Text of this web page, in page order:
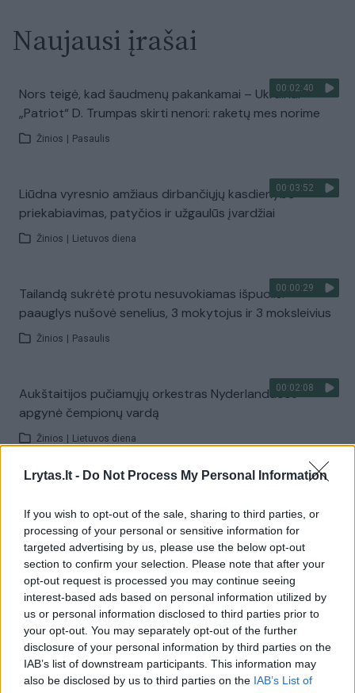
Lrytas.lt - Do Not Process My Personal Information
If you wish to opt-out of the sale, sharing to third parties, or
processing of your personal or sensitive information for
targeted advertising by us, please use the below opt-out
section to confirm your selection. Please note that after your
opt-out request is processed you may continue seeing
interest-based ads based on personal information utilized by
us or personal information disclosed to third parties prior to
your opt-out. You may separately opt-out of the further
disclosure of your personal information by third parties on the
IAB’s list of downstream participants. This information may
also be disclosed by us to third parties on the IAB’s List of
Naujausi įrašai
00:02:40
Nors teigė, kad šaudmenų pakankamai – Ukrainai
„Patriot“ D. Trumpas skirti nenori: raketų mes norime
Žinios Pasaulis
00:03:52
Liūdna vyresnio amžiaus dirbančiųjų kasdienybė –
priekabiavimas, patyčios ir užgaulūs įvardžiai
Žinios Lietuvos diena
00:00:29
Tailandą sukrėtė protu nesuvokiamas išpuolis:
paauglys nušovė senelius, 3 mokytojus ir 3 moksleivius
Žinios Pasaulis
00:02:08
Aukštaitijos pučiamųjų orkestras Nyderlanduose
apgynė čempionų vardą
Žinios Lietuvos diena
Žiūrimiausi įrašai
00:00:30
Vaizdai iš tragiškos avarijos Vilniaus r.: dviejų moterų ir
vaiko gyvybių išgelbėti nepavyko
Žinios Lietuvos diena